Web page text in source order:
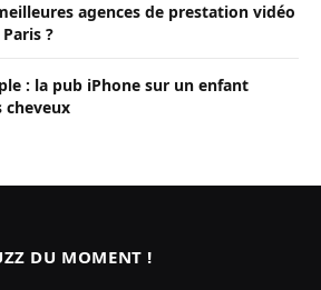
agences de prestation vidéo
?
: la pub iPhone sur un enfant
cheveux
DU MOMENT !